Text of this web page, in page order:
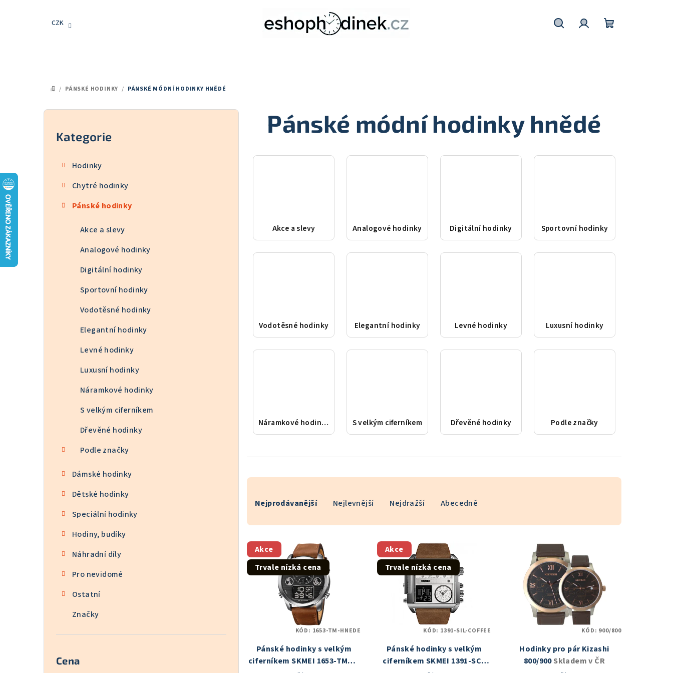
CZK
DOMŮ
/ PÁNSKÉ HODINKY / PÁNSKÉ MÓDNÍ HODINKY HNĚDÉ
P
Přeskočit
kategorie
Kategorie
Hodinky
Chytré hodinky
Pánské hodinky
Akce a slevy
Analogové hodinky
Digitální hodinky
Sportovní hodinky
Vodotěsné hodinky
Elegantní hodinky
Levné hodinky
Luxusní hodinky
Náramkové hodinky
S velkým ciferníkem
Dřevěné hodinky
Podle značky
Dámské hodinky
Dětské hodinky
Speciální hodinky
Hodiny, budíky
Náhradní díly
Pro nevidomé
Ostatní
Značky
Cena
Pánské módní hodinky hnědé
Akce a slevy Analogové hodinky Digitální hodinky Sportovní hodinky
Vodotěsné hodinky Elegantní hodinky Levné hodinky Luxusní hodinky
Náramkové hodinky S velkým ciferníkem Dřevěné hodinky Podle značky
a
z
e
n
d
Nejprodávanější Nejlevnější Nejdražší Abecedně
V
ý
p
r
Akce
Trvale nízká cena
Pánské hodinky s velkým
ciferníkem SKMEI 1653-TMHN
KÓD: 1653-TM-HNEDE
Akce
Trvale nízká cena
Pánské hodinky s velkým
ciferníkem SKMEI 1391-SCF
KÓD: 1391-SIL-COFFEE
Hodinky pro pár Kizashi
800/900Skladem v ČR
KÓD: 900/800